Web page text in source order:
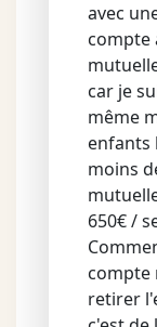
avec
compte
car je
même
enfants
moins
650€ /
compte
retirer